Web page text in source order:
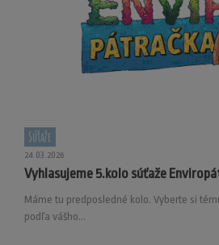
Súťaže
24.03.2026
Vyhlasujeme 5.kolo súťaže
Máme tu predposledné kolo. Vyberte si
podľa vášho...